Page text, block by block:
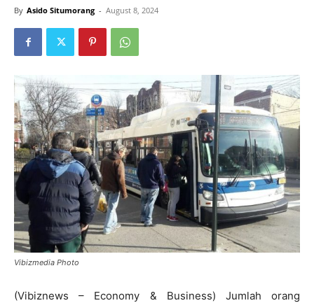
By Asido Situmorang - August 8, 2024
Vibizmedia Photo
(Vibiznews – Economy & Business) Jumlah orang